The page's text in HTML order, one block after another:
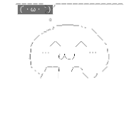
(´・ω・｀)